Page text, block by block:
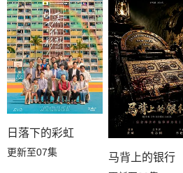
日落下的彩虹
更新至07集 马背上的银行